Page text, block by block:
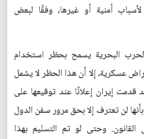
أمنية أو غيرها، وفقًا لبعض
البحرية يسمح بحظر استخدام
عسكرية، إلا أن هذا الحظر لا يشمل
قدمت إيران إعلانًا عند توقيعها على
لن تعترف إلا بحق مرور سفن الدول
وحتى لو تم التسليم بهذا